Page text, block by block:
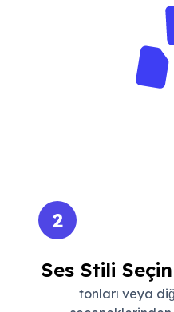
2
Ses Stili Seçin
tonları veya